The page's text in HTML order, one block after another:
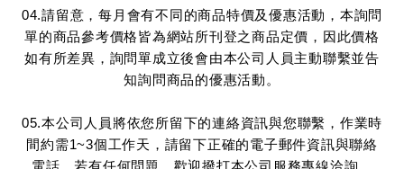
04.請留意，每月會有不同的商品特價及優惠活動，本詢問
單的商品參考價格皆為網站所刊登之商品定價，因此價格
如有所差異，詢問單成立後會由本公司人員主動聯繫並告
知詢問商品的優惠活動。
05.本公司人員將依您所留下的連絡資訊與您聯繫，作業時
間約需1~3個工作天，請留下正確的電子郵件資訊與聯絡
電話，若有任何問題，歡迎撥打本公司服務專線洽詢。